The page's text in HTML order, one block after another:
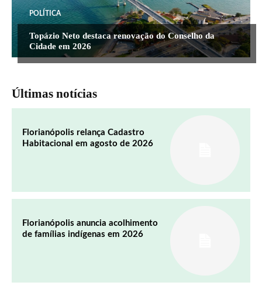
POLÍTICA
Topázio Neto destaca renovação do Conselho da
Cidade em 2026
Últimas notícias
Florianópolis relança Cadastro
Habitacional em agosto de 2026
Florianópolis anuncia acolhimento
de famílias indígenas em 2026